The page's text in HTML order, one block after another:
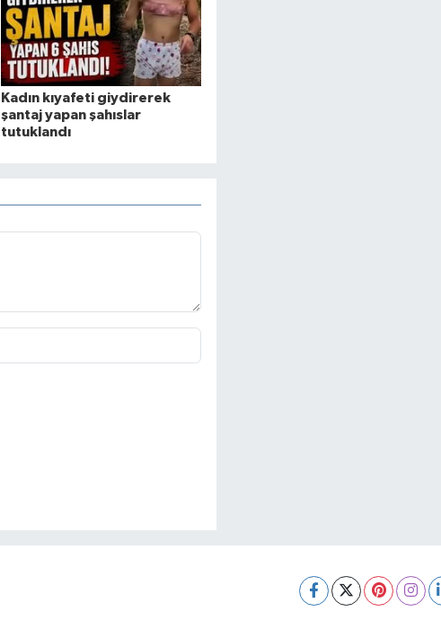
Kadın kıyafeti giydirerek
şantaj yapan şahıslar
tutuklandı